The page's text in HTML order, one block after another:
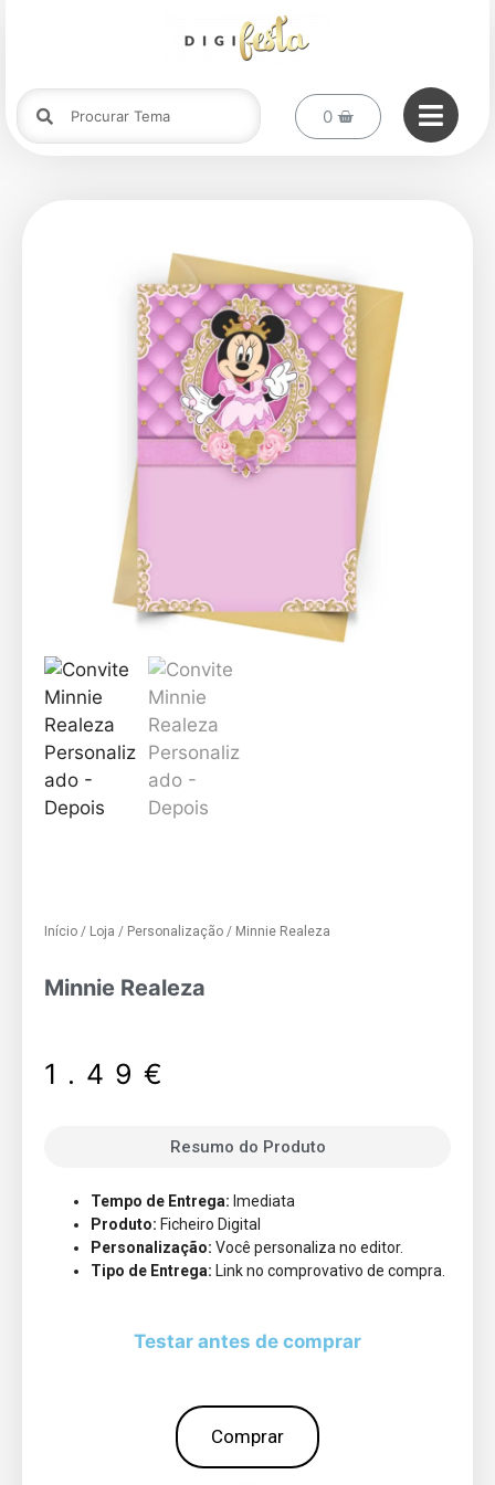
Início / Loja / Personalização / Minnie Realeza
Minnie Realeza
1.49 €
Resumo do Produto
Tempo de Entrega: Imediata
Produto: Ficheiro Digital
Personalização: Você personaliza no editor.
Tipo de Entrega: Link no comprovativo de compra.
Testar antes de comprar
Comprar